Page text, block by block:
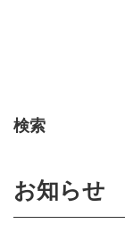
検索
お知らせ